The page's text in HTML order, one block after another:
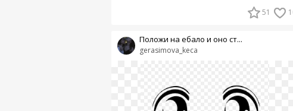
51
gerasimova_keca
Положи на ебало и оно ст...